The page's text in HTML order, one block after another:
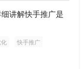
讲解快手推广是
快手推广